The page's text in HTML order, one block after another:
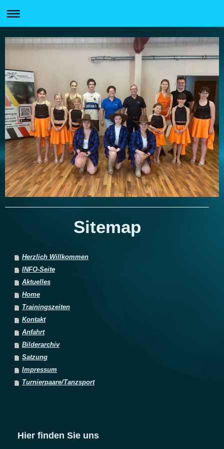
Sitemap
Herzlich Willkommen
INFO-Seite
Aktuelles
Home
Trainingszeiten
Kontakt
Anfahrt
Bilderarchiv
Satzung
Impressum
Turnierpaare/Tanzsport
Hier finden Sie uns